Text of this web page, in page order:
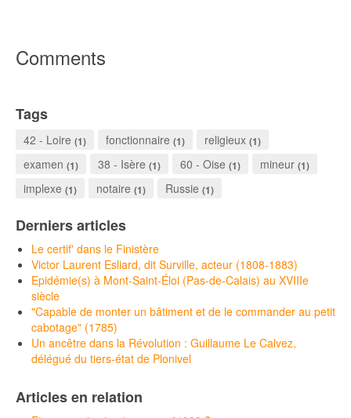
Comments
Tags
42 - Loire (1) fonctionnaire (1) religieux (1)
examen (1) 38 - Isère (1) 60 - Oise (1) mineur (1)
implexe (1) notaire (1) Russie (1)
Derniers articles
Le certif' dans le Finistère
Victor Laurent Esliard, dit Surville, acteur (1808-1883)
Epidémie(s) à Mont-Saint-Éloi (Pas-de-Calais) au XVIIIe
siècle
"Capable de monter un bâtiment et de le commander au petit
cabotage" (1785)
Un ancêtre dans la Révolution : Guillaume Le Calvez,
délégué du tiers-état de Plonivel
Articles en relation